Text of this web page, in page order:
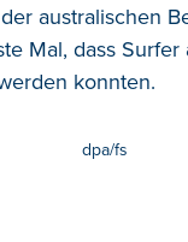
australischen
Mal, dass
konnten.
dpa/fs